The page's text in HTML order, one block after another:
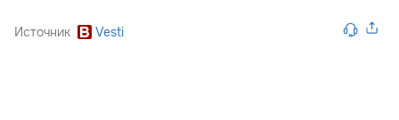
Источник Vesti